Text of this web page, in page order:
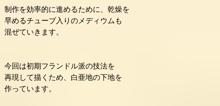
制作を効率的に進めるために、乾燥を
早めるチューブ入りのメディウムも
混ぜていきます。
今回は初期フランドル派の技法を
再現して描くため、白亜地の下地を
作っています。